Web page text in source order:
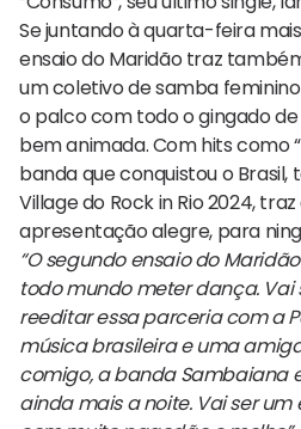
Se juntando à quarta-feira
ensaio do Maridão traz
um coletivo de samba feminino
o palco com todo o gingado
bem animada. Com hits como
banda que conquistou o
Village do Rock in Rio 2024,
apresentação alegre, para
“O segundo ensaio do
todo mundo meter dança. Vai
reeditar essa parceria com a
música brasileira e uma
comigo, a banda Sambaiana
ainda mais a noite. Vai ser